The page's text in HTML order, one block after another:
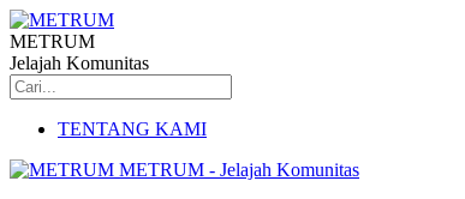
METRUM
Jelajah Komunitas
TENTANG KAMI
METRUM - Jelajah Komunitas